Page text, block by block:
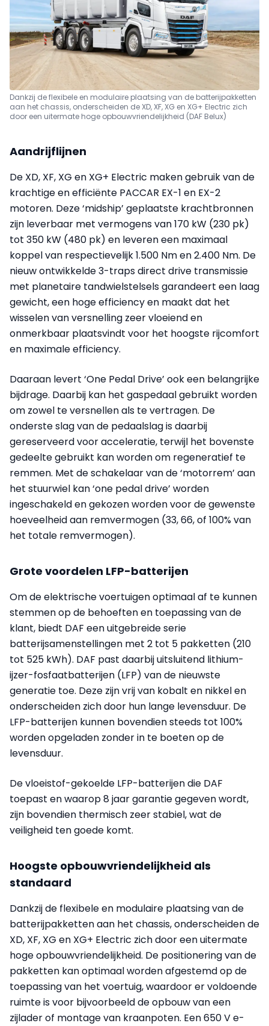
Dankzij de flexibele en modulaire plaatsing van de batterijpakketten
aan het chassis, onderscheiden de XD, XF, XG en XG+ Electric zich
door een uitermate hoge opbouwvriendelijkheid (DAF Belux)
Aandrijflijnen
De XD, XF, XG en XG+ Electric maken gebruik van de
krachtige en efficiënte PACCAR EX-1 en EX-2
motoren. Deze ‘midship’ geplaatste krachtbronnen
zijn leverbaar met vermogens van 170 kW (230 pk)
tot 350 kW (480 pk) en leveren een maximaal
koppel van respectievelijk 1.500 Nm en 2.400 Nm. De
nieuw ontwikkelde 3-traps direct drive transmissie
met planetaire tandwielstelsels garandeert een laag
gewicht, een hoge efficiency en maakt dat het
wisselen van versnelling zeer vloeiend en
onmerkbaar plaatsvindt voor het hoogste rijcomfort
en maximale efficiency.
Daaraan levert ‘One Pedal Drive’ ook een belangrijke
bijdrage. Daarbij kan het gaspedaal gebruikt worden
om zowel te versnellen als te vertragen. De
onderste slag van de pedaalslag is daarbij
gereserveerd voor acceleratie, terwijl het bovenste
gedeelte gebruikt kan worden om regeneratief te
remmen. Met de schakelaar van de ‘motorrem’ aan
het stuurwiel kan ‘one pedal drive’ worden
ingeschakeld en gekozen worden voor de gewenste
hoeveelheid aan remvermogen (33, 66, of 100% van
het totale remvermogen).
Grote voordelen LFP-batterijen
Om de elektrische voertuigen optimaal af te kunnen
stemmen op de behoeften en toepassing van de
klant, biedt DAF een uitgebreide serie
batterijsamenstellingen met 2 tot 5 pakketten (210
tot 525 kWh). DAF past daarbij uitsluitend lithium-
ijzer-fosfaatbatterijen (LFP) van de nieuwste
generatie toe. Deze zijn vrij van kobalt en nikkel en
onderscheiden zich door hun lange levensduur. De
LFP-batterijen kunnen bovendien steeds tot 100%
worden opgeladen zonder in te boeten op de
levensduur.
De vloeistof-gekoelde LFP-batterijen die DAF
toepast en waarop 8 jaar garantie gegeven wordt,
zijn bovendien thermisch zeer stabiel, wat de
veiligheid ten goede komt.
Hoogste opbouwvriendelijkheid als
standaard
Dankzij de flexibele en modulaire plaatsing van de
batterijpakketten aan het chassis, onderscheiden de
XD, XF, XG en XG+ Electric zich door een uitermate
hoge opbouwvriendelijkheid. De positionering van de
pakketten kan optimaal worden afgestemd op de
toepassing van het voertuig, waardoor er voldoende
ruimte is voor bijvoorbeeld de opbouw van een
zijlader of montage van kraanpoten. Een 650 V e-